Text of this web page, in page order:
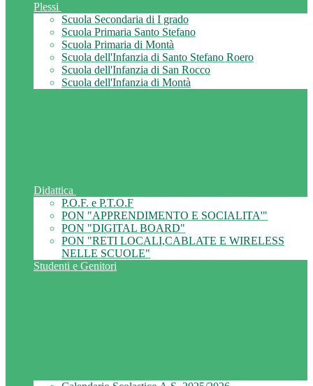
Plessi
Scuola Secondaria di I grado
Scuola Primaria Santo Stefano
Scuola Primaria di Montà
Scuola dell'Infanzia di Santo Stefano Roero
Scuola dell'Infanzia di San Rocco
Scuola dell'Infanzia di Montà
Didattica
P.O.F. e P.T.O.F
PON "APPRENDIMENTO E SOCIALITA'"
PON "DIGITAL BOARD"
PON "RETI LOCALI,CABLATE E WIRELESS
NELLE SCUOLE"
Studenti e Genitori